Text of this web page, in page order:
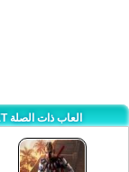
MYSTERY CASTLE: THE MIRROR'S SECRET العاب ذات الصلة